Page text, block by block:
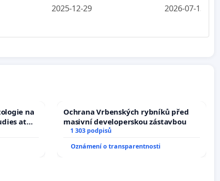
2025-12-29 2026-07-13
na
at
Ochrana Vrbenských rybníků před
masivní developerskou zástavbou
1 303 podpisů
Oznámení o transparentnosti